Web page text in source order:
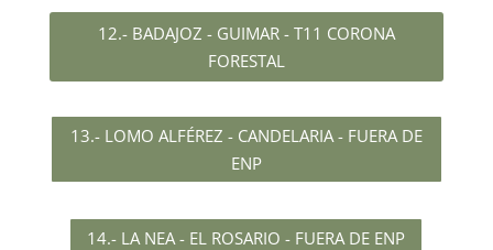
12.- BADAJOZ - GUIMAR - T11 CORONA
FORESTAL
13.- LOMO ALFÉREZ - CANDELARIA - FUERA DE
ENP
14.- LA NEA - EL ROSARIO - FUERA DE ENP